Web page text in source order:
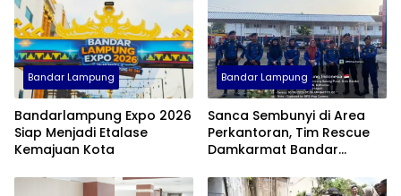
Bandar Lampung
Bandarlampung Expo 2026
Siap Menjadi Etalase
Kemajuan Kota
Bandar Lampung
Sanca Sembunyi di Area
Perkantoran, Tim Rescue
Damkarmat Bandar